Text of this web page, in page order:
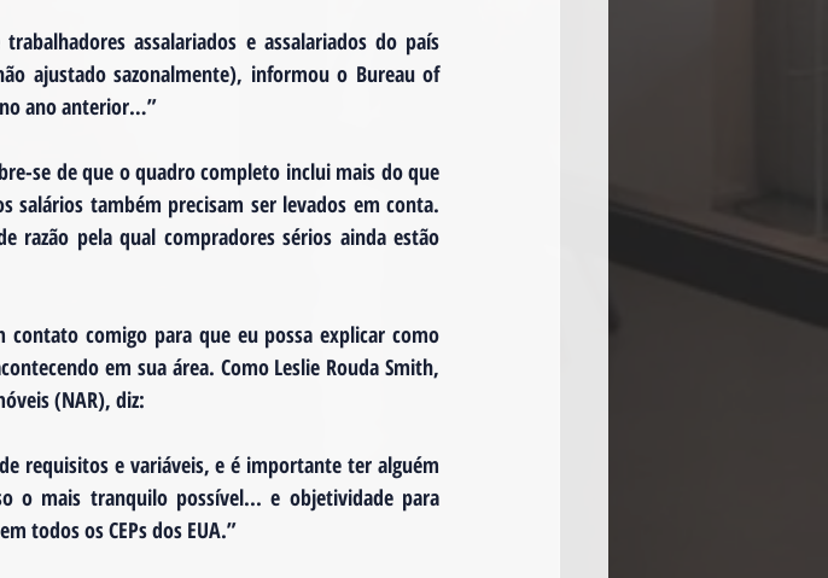
assalariados e assalariados do país
ajustado sazonalmente), informou o Bureau of
ano anterior…”
se de que o quadro completo inclui mais do que
salários também precisam ser levados em conta.
razão pela qual compradores sérios ainda estão
comigo para que eu possa explicar como
em sua área. Como Leslie Rouda Smith,
(NAR), diz:
requisitos e variáveis, e é importante ter alguém
o mais tranquilo possível... e objetividade para
todos os CEPs dos EUA.”